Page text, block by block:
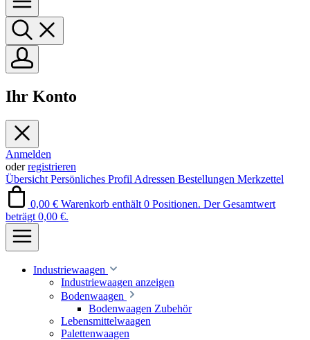
Ihr Konto
Anmelden
oderregistrieren
Übersicht Persönliches Profil Adressen Bestellungen Merkzettel
0,00 € Warenkorb enthält 0 Positionen. Der Gesamtwert
beträgt 0,00 €.
Industriewaagen
Industriewaagen anzeigen
Bodenwaagen
Bodenwaagen Zubehör
Lebensmittelwaagen
Palettenwaagen